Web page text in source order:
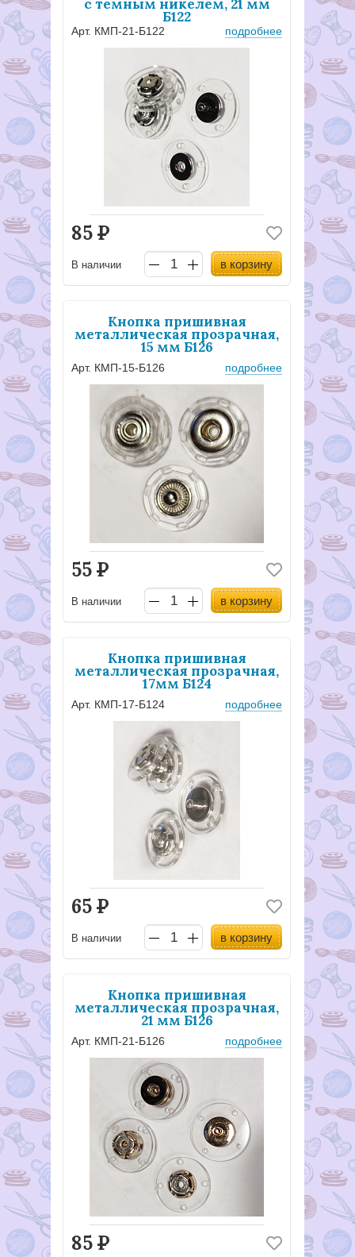
с темным никелем, 21 мм
Б122
Арт. КМП-21-Б122 подробнее
85Р
В наличии в корзину
Кнопка пришивная
металлическая прозрачная,
15 мм Б126
Арт. КМП-15-Б126 подробнее
55Р
В наличии в корзину
Кнопка пришивная
металлическая прозрачная,
17мм Б124
Арт. КМП-17-Б124 подробнее
65Р
В наличии в корзину
Кнопка пришивная
металлическая прозрачная,
21 мм Б126
Арт. КМП-21-Б126 подробнее
85Р